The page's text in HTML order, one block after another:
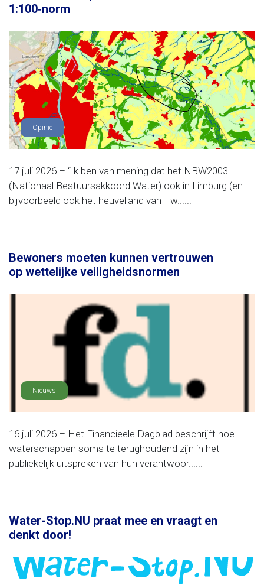
1:100‑norm
Opinie
17 juli 2026 – “Ik ben van mening dat het NBW2003
(Nationaal Bestuursakkoord Water) ook in Limburg (en
bijvoorbeeld ook het heuvelland van Tw......
Bewoners moeten kunnen vertrouwen
op wettelijke veiligheidsnormen
Nieuws
16 juli 2026 – Het Financieele Dagblad beschrijft hoe
waterschappen soms te terughoudend zijn in het
publiekelijk uitspreken van hun verantwoor......
Water-Stop.NU praat mee en vraagt en
denkt door!